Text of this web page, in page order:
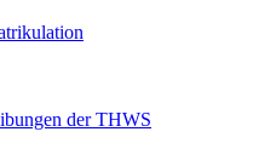
der THWS